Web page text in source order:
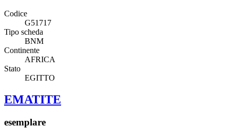
Codice
G51717
Tipo scheda
BNM
Continente
AFRICA
Stato
EGITTO
EMATITE
esemplare